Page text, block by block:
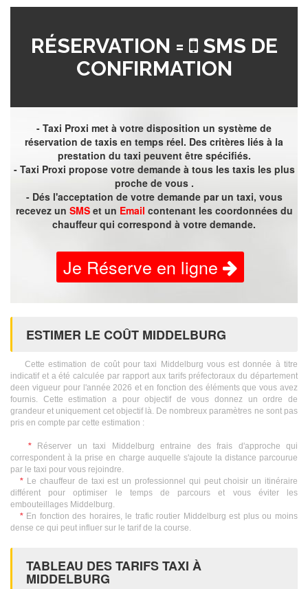
RÉSERVATION =
SMS DE
CONFIRMATION
- Taxi Proxi met à votre disposition un système de
réservation de taxis en temps réel. Des critères liés à la
prestation du taxi peuvent être spécifiés.
- Taxi Proxi propose votre demande à tous les taxis les plus
proche de vous .
- Dés l'acceptation de votre demande par un taxi, vous
recevez un SMSet un Email contenant les coordonnées du
chauffeur qui correspond à votre demande.
Je Réserve en ligne
ESTIMER LE COÛT MIDDELBURG
Cette estimation de coût pour taxi Middelburg vous est donnée à titre
indicatif et a été calculée par rapport aux tarifs préfectoraux du département
deen vigueur pour l'année 2026 et en fonction des éléments que vous avez
fournis. Cette estimation a pour objectif de vous donnez un ordre de
grandeur et uniquement cet objectif là. De nombreux paramètres ne sont pas
pris en compte par cette estimation :
*Réserver un taxi Middelburg entraine des frais d'approche qui
correspondent à la prise en charge auquelle s'ajoute la distance parcourue
par le taxi pour vous rejoindre.
* Le chauffeur de taxi est un professionnel qui peut choisir un itinéraire
différent pour optimiser le temps de parcours et vous éviter les
embouteillages Middelburg.
*En fonction des horaires, le trafic routier Middelburg est plus ou moins
dense ce qui peut influer sur le tarif de la course.
TABLEAU DES TARIFS TAXI À
MIDDELBURG